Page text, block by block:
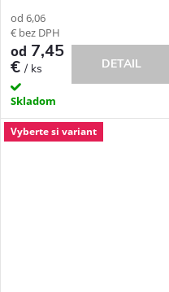
od 6,06
€ bez DPH
od 7,45
€/ ks
Skladom
DETAIL
Vyberte si variant